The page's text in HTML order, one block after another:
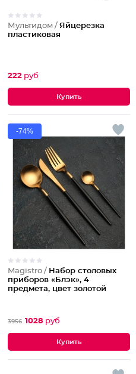
Мультидом / Яйцерезка
пластиковая
222 руб
-74%
Magistro / Набор столовых
приборов «Блэк», 4
предмета, цвет золотой
3956 1028 руб